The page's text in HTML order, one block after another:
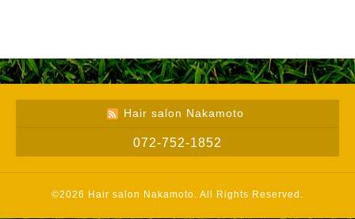
Hair salon Nakamoto
072-752-1852
©2026 Hair salon Nakamoto. All Rights Reserved.